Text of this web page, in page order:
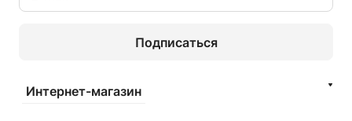
Подписаться
Интернет-магазин